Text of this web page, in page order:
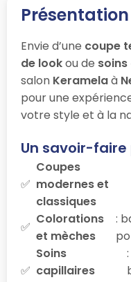
Envie d’une coupe
de lookou de
salon Keramelaà
pour une
votre style et à la
Un savoir-
Coupes
modernes et
classiques
Colorations
et mèches
:
Soins
capillaires